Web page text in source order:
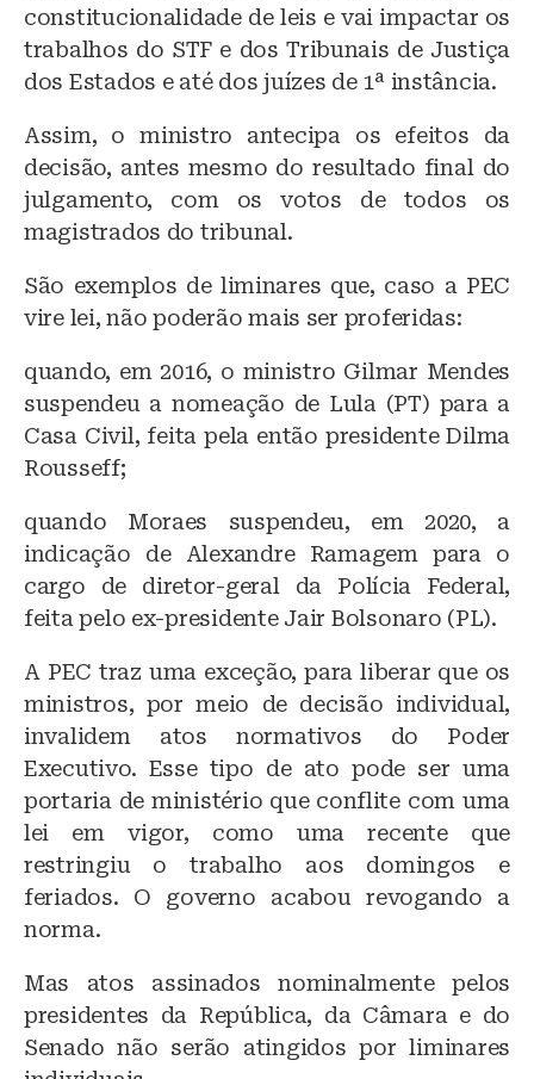
constitucionalidade de leis e vai impactar os
trabalhos do STF e dos Tribunais de Justiça
dos Estados e até dos juízes de 1ª instância.
Assim, o ministro antecipa os efeitos da
decisão, antes mesmo do resultado final do
julgamento, com os votos de todos os
magistrados do tribunal.
São exemplos de liminares que, caso a PEC
vire lei, não poderão mais ser proferidas:
quando, em 2016, o ministro Gilmar Mendes
suspendeu a nomeação de Lula (PT) para a
Casa Civil, feita pela então presidente Dilma
Rousseff;
quando Moraes suspendeu, em 2020, a
indicação de Alexandre Ramagem para o
cargo de diretor-geral da Polícia Federal,
feita pelo ex-presidente Jair Bolsonaro (PL).
A PEC traz uma exceção, para liberar que os
ministros, por meio de decisão individual,
invalidem atos normativos do Poder
Executivo. Esse tipo de ato pode ser uma
portaria de ministério que conflite com uma
lei em vigor, como uma recente que
restringiu o trabalho aos domingos e
feriados. O governo acabou revogando a
norma.
Mas atos assinados nominalmente pelos
presidentes da República, da Câmara e do
Senado não serão atingidos por liminares